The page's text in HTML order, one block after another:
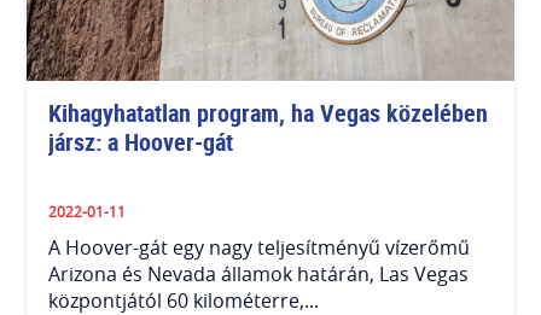
KÉPEK
Kihagyhatatlan program, ha Vegas közelében
jársz: a Hoover-gát
2022-01-11
A Hoover-gát egy nagy teljesítményű vízerőmű
Arizona és Nevada államok határán, Las Vegas
központjától 60 kilométerre,...